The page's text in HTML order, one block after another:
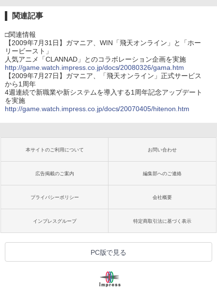
関連記事
□関連情報
【2009年7月31日】ガマニア、WIN「飛天オンライン」と「ホー
リービースト」
人気アニメ「CLANNAD」とのコラボレーション企画を実施
http://game.watch.impress.co.jp/docs/20080326/gama.htm
【2009年7月27日】ガマニア、「飛天オンライン」正式サービス
から1周年
4週連続で新職業や新システムを導入する1周年記念アップデート
を実施
http://game.watch.impress.co.jp/docs/20070405/hitenon.htm
本サイトのご利用について お問い合わせ
広告掲載のご案内 編集部へのご連絡
プライバシーポリシー 会社概要
インプレスグループ 特定商取引法に基づく表示
PC版で見る